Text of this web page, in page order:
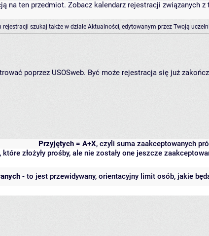
na ten przedmiot. Zobacz kalendarz rejestracji związanych z
szukaj także w dziale Aktualności, edytowanym przez Twoją
poprzez USOSweb. Być może rejestracja się już
Przyjętych = A+X, czyli suma zaakceptowanych
złożyły prośby, ale nie zostały one jeszcze
- to jest przewidywany, orientacyjny limit osób, jakie